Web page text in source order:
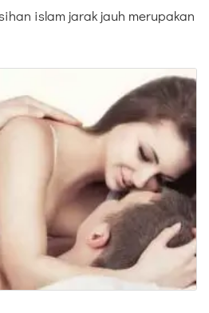
islam jarak jauh merupakan